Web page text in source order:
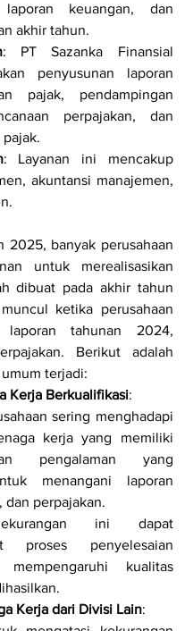
keuangan, dan
akhir tahun.
: PT Sazanka Finansial
penyusunan laporan
pajak, pendampingan
perpajakan, dan
: Layanan ini mencakup
akuntansi manajemen,
2025, banyak perusahaan
untuk merealisasikan
dibuat pada akhir tahun
ketika perusahaan
laporan tahunan 2024,
Berikut adalah
terjadi:
Kerja Berkualifikasi:
sering menghadapi
kerja yang memiliki
pengalaman yang
menangani laporan
dan perpajakan.
ini dapat
proses penyelesaian
kualitas
Kerja dari Divisi Lain: